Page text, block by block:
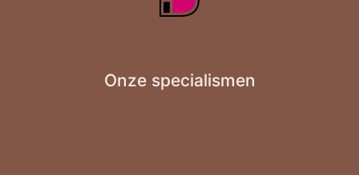
Onze specialismen